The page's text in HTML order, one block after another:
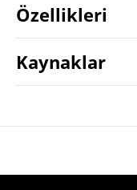
Özellikleri
Kaynaklar